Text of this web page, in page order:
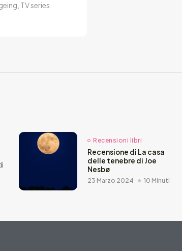
TV series
Recensioni libri
Recensione di La casa
delle tenebre di Joe
Nesbø
23 Marzo 2024 10 Minuti